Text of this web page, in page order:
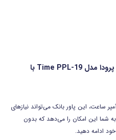
سایر ویژگی های پاور بانک ريمکس پرودا مدل Time PPL-19 با
با ظرفیت 12000 میلی آمپر ساعت، این پاور بانک می‌تواند نیازهای
به شما این امکان را می‌دهد که بدون
ادامه دهید.